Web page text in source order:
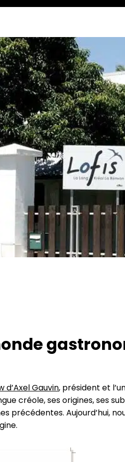
d’Axel Gauvin, président et
créole, ses origines, ses
précédentes. Aujourd’hui,